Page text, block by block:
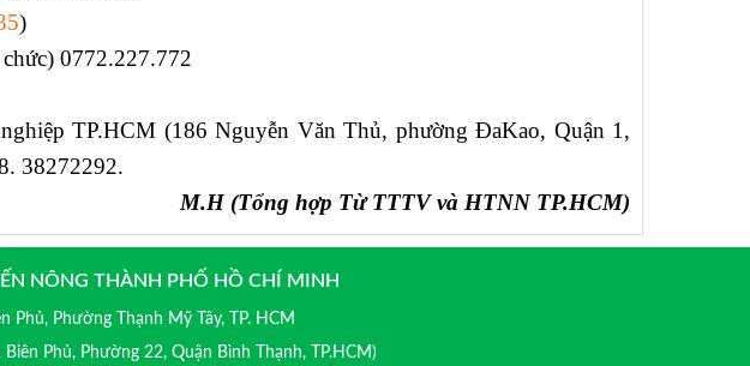
)
0772.227.772
TP.HCM (186 Nguyễn Văn Thủ, phường ĐaKao, Quận 1,
38272292.
M.H (Tổng hợp Từ TTTV và HTNN TP.HCM)
NÔNG THÀNH PHỐ HỒ CHÍ MINH
Phường Thạnh Mỹ Tây, TP. HCM
Phủ, Phường 22, Quận Bình Thạnh, TP.HCM)